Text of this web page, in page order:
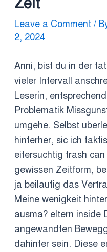
Leave a Comment /
2, 2024
Anni, bist du in der
vieler Intervall
Leserin,
Problematik
umgehe. Selbst
hinterher, sic ich
eifersuchtig trash
gewissen Zeitform,
ja beilaufig das
Meine wenigkeit
ausma? eltern inside
angewandten
dahinter sein. Diese